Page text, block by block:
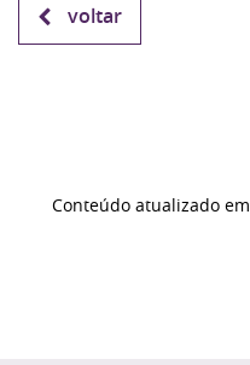
voltar
Conteúdo atualizado em